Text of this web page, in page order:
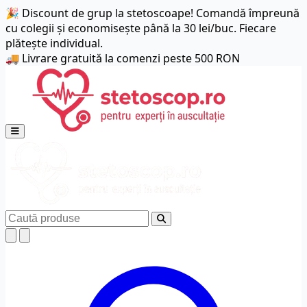
🎉 Discount de grup la stetoscoape! Comandă împreună
cu colegii și economisește până la 30 lei/buc. Fiecare
plătește individual.
🚚 Livrare gratuită la comenzi peste 500 RON
Deschide meniul principal